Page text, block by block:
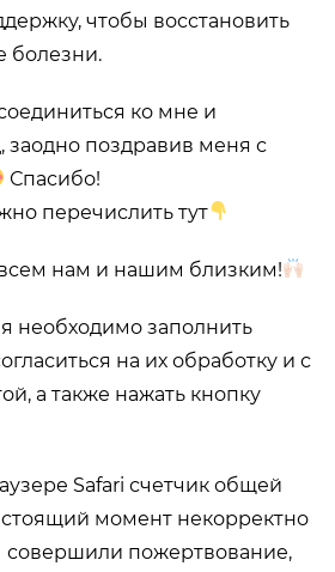
чтобы восстановить
болезни.
ко мне и
заодно поздравив меня с
Спасибо!
перечислить тут
нам и нашим близким!
необходимо заполнить
на их обработку и с
а также нажать кнопку
Safari счетчик общей
момент некорректно
совершили пожертвование,